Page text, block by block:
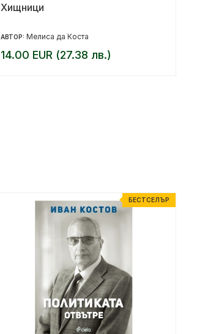
Хищници
АВТОР: Мелиса да Коста
14.00 EUR (27.38 лв.)
БЕСТСЕЛЪР